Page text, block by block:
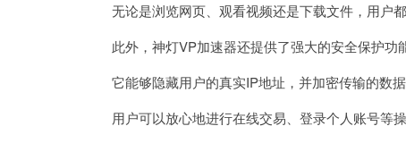
无论是浏览网页、观看视频还是下载文件，用户都
此外，神灯VP加速器还提供了强大的安全保护功能
它能够隐藏用户的真实IP地址，并加密传输的数据
用户可以放心地进行在线交易、登录个人账号等操